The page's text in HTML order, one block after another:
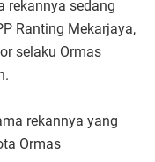
rekannya sedang
Ranting Mekarjaya,
selaku Ormas
rekannya yang
Ormas